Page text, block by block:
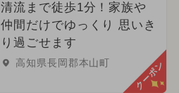
清流まで徒歩1分！家族や
仲間だけでゆっくり 思いき
り過ごせます
高知県長岡郡本山町 クーポン